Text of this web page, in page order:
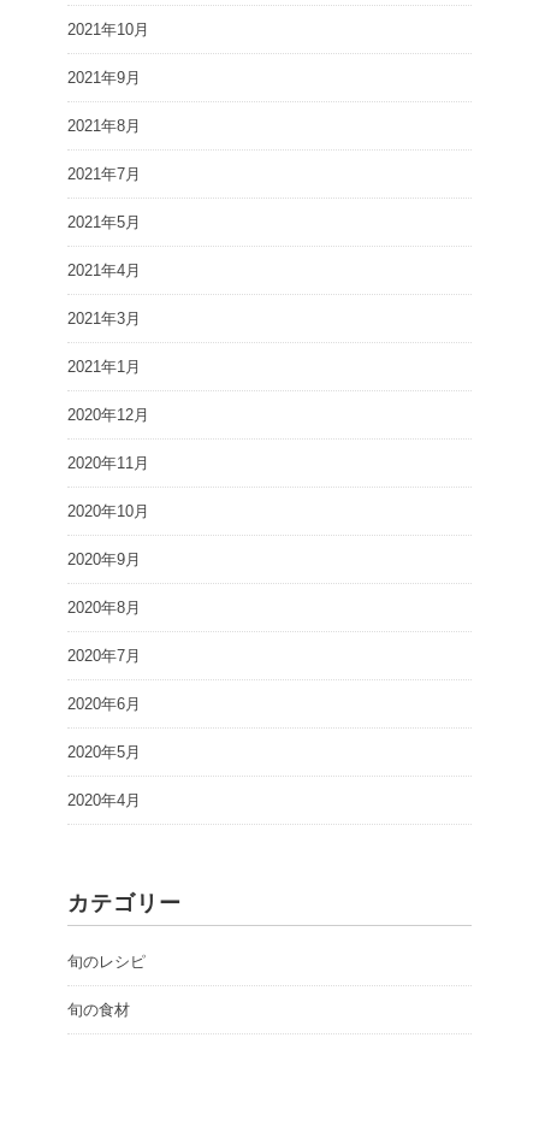
2021年10月
2021年9月
2021年8月
2021年7月
2021年5月
2021年4月
2021年3月
2021年1月
2020年12月
2020年11月
2020年10月
2020年9月
2020年8月
2020年7月
2020年6月
2020年5月
2020年4月
カテゴリー
旬のレシピ
旬の食材